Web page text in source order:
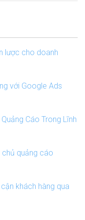
lược cho doanh
với Google Ads
Cáo Trong Lĩnh
quảng cáo
khách hàng qua